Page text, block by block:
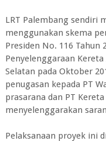
LRT Palembang sendiri
menggunakan skema
Presiden No. 116 Tahun
Penyelenggaraan
Selatan pada Oktober
penugasan kepada PT
prasarana dan PT
menyelenggarakan
Pelaksanaan proyek ini